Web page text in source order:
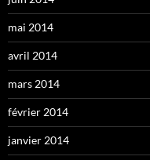
mai 2014
avril 2014
mars 2014
février 2014
janvier 2014